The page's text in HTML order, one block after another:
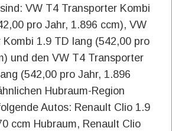
VW T4 Transporter Kombi
pro Jahr, 1.896 ccm), VW
1.9 TD lang (542,00 pro
und den VW T4 Transporter
(542,00 pro Jahr, 1.896
Hubraum-Region
Autos: Renault Clio 1.9
ccm Hubraum, Renault Clio